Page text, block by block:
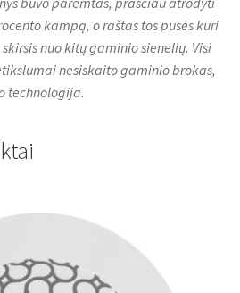
kampą, o raštas tos pusės kuri
nuo kitų gaminio sienelių. Visi
nesiskaito gaminio brokas,
technologija.